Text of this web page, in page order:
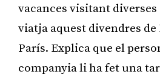
vacances visitant
viatja aquest divendres de
París. Explica que el
companyia li ha fet una